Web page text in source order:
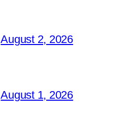
August 2, 2026
August 1, 2026